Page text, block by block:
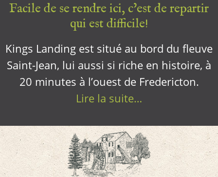
Facile de se rendre ici, c’est de repartir
qui est difficile!
Kings Landing est situé au bord du fleuve
Saint-Jean, lui aussi si riche en histoire, à
20 minutes à l’ouest de Fredericton.
Lire la suite…